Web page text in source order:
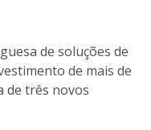
de soluções de
de mais de
de três novos